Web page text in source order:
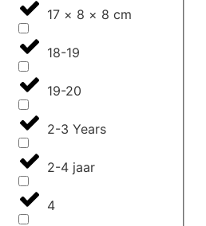
17 × 8 × 8 cm
18-19
19-20
2-3 Years
2-4 jaar
4